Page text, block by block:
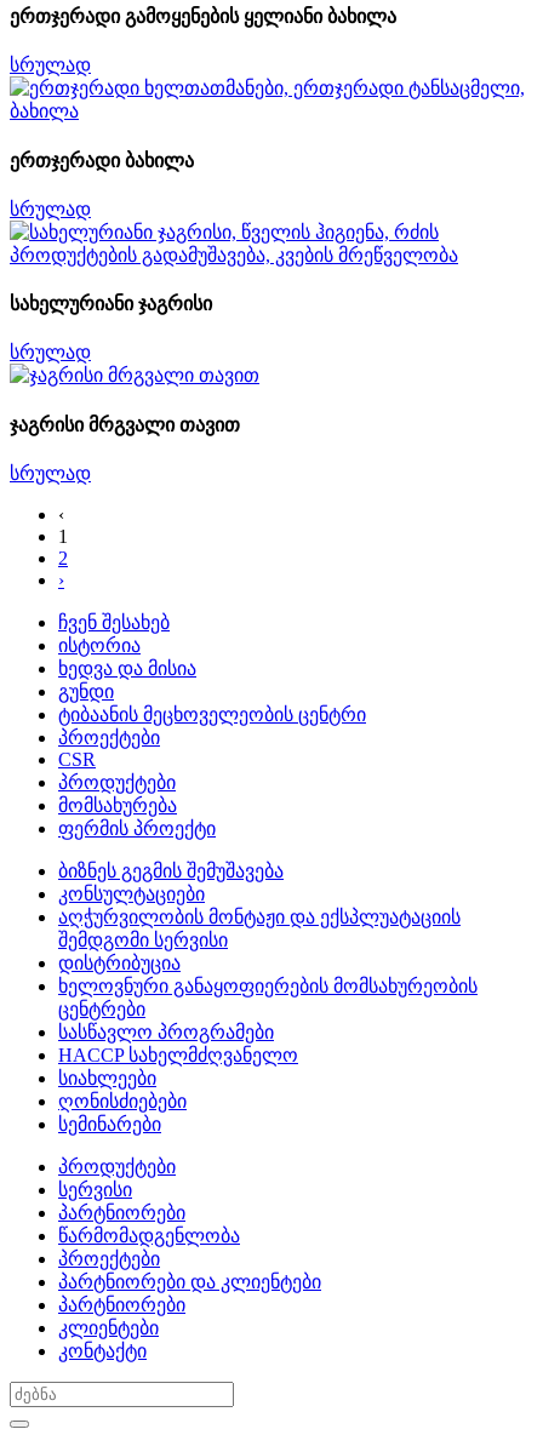
ერთჯერადი გამოყენების ყელიანი ბახილა
სრულად
ერთჯერადი ბახილა
სრულად
სახელურიანი ჯაგრისი
სრულად
ჯაგრისი მრგვალი თავით
სრულად
‹
1
2
›
ჩვენ შესახებ
ისტორია
ხედვა და მისია
გუნდი
ტიბაანის მეცხოველეობის ცენტრი
პროექტები
CSR
პროდუქტები
მომსახურება
ფერმის პროექტი
ბიზნეს გეგმის შემუშავება
კონსულტაციები
აღჭურვილობის მონტაჟი და ექსპლუატაციის
შემდგომი სერვისი
დისტრიბუცია
ხელოვნური განაყოფიერების მომსახურეობის
ცენტრები
სასწავლო პროგრამები
HACCP სახელმძღვანელო
სიახლეები
ღონისძიებები
სემინარები
პროდუქტები
სერვისი
პარტნიორები
წარმომადგენლობა
პროექტები
პარტნიორები და კლიენტები
პარტნიორები
კლიენტები
კონტაქტი